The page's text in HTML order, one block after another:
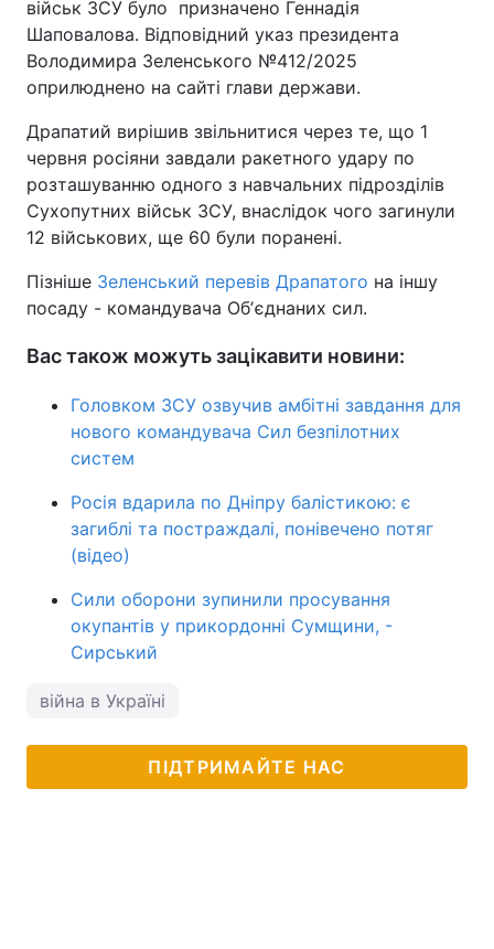
військ ЗСУ було призначено Геннадія
Шаповалова. Відповідний указ президента
Володимира Зеленського №412/2025
оприлюднено на сайті глави держави.
Драпатий вирішив звільнитися через те, що 1
червня росіяни завдали ракетного удару по
розташуванню одного з навчальних підрозділів
Сухопутних військ ЗСУ, внаслідок чого загинули
12 військових, ще 60 були поранені.
Пізніше Зеленський перевів Драпатого на іншу
посаду - командувача Обʼєднаних сил.
Вас також можуть зацікавити новини:
Головком ЗСУ озвучив амбітні завдання для
нового командувача Сил безпілотних
систем
Росія вдарила по Дніпру балістикою: є
загиблі та постраждалі, понівечено потяг
(відео)
Сили оборони зупинили просування
окупантів у прикордонні Сумщини, -
Сирський
війна в Україні
ПІДТРИМАЙТЕ НАС